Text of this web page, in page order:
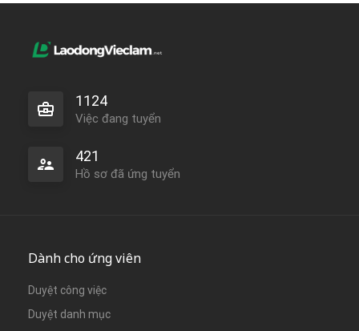
1124
Việc đang tuyển
421
Hồ sơ đã ứng tuyển
Dành cho ứng viên
Duyệt công việc
Duyệt danh mục